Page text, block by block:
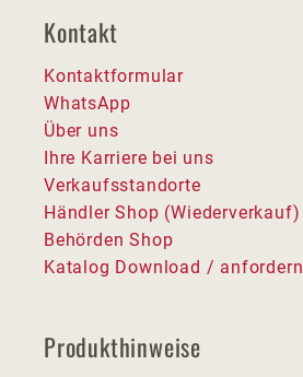
Kontakt
Kontaktformular
WhatsApp
Über uns
Ihre Karriere bei uns
Verkaufsstandorte
Händler Shop (Wiederverkauf)
Behörden Shop
Katalog Download / anfordern
Produkthinweise